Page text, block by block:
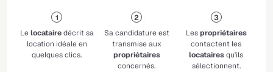
Lelocatairedécrit sa
location idéale en
quelques clics.
Sa candidature est
transmise aux
propriétaires
concernés.
Lespropriétaires
contactent les
locatairesqu'ils
sélectionnent.